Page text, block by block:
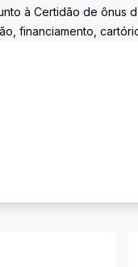
à Certidão de ônus
financiamento,